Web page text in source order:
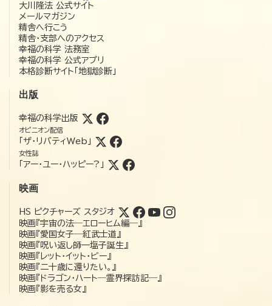
大川隆法 公式サイト
メールマガジン
精舎へ行こう
精舎・支部へのアクセス
幸福の科学 法務室
幸福の科学 公式アプリ
本格診断サイト「地獄診断」
出版
幸福の科学出版
オピニオン配信
「ザ・リバティWeb」
女性誌
「アー・ユー・ハッピー?」
映画
HS ピクチャーズ スタジオ
映画『宇宙の法―エローヒム編―』
映画『愛国女子―紅武士道』
映画『呪い返し師—塩子誕生』
映画『レット・イット・ビー』
映画『二十歳に還りたい。』
映画『ドラゴン・ハート―霊界探訪記―』
映画『影を売る女』